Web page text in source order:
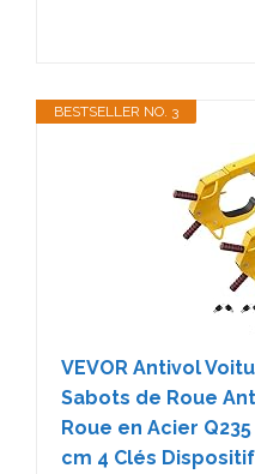
BESTSELLER NO. 3
VEVOR Antivol
Sabots de Roue
Roue en Acier
cm 4 Clés